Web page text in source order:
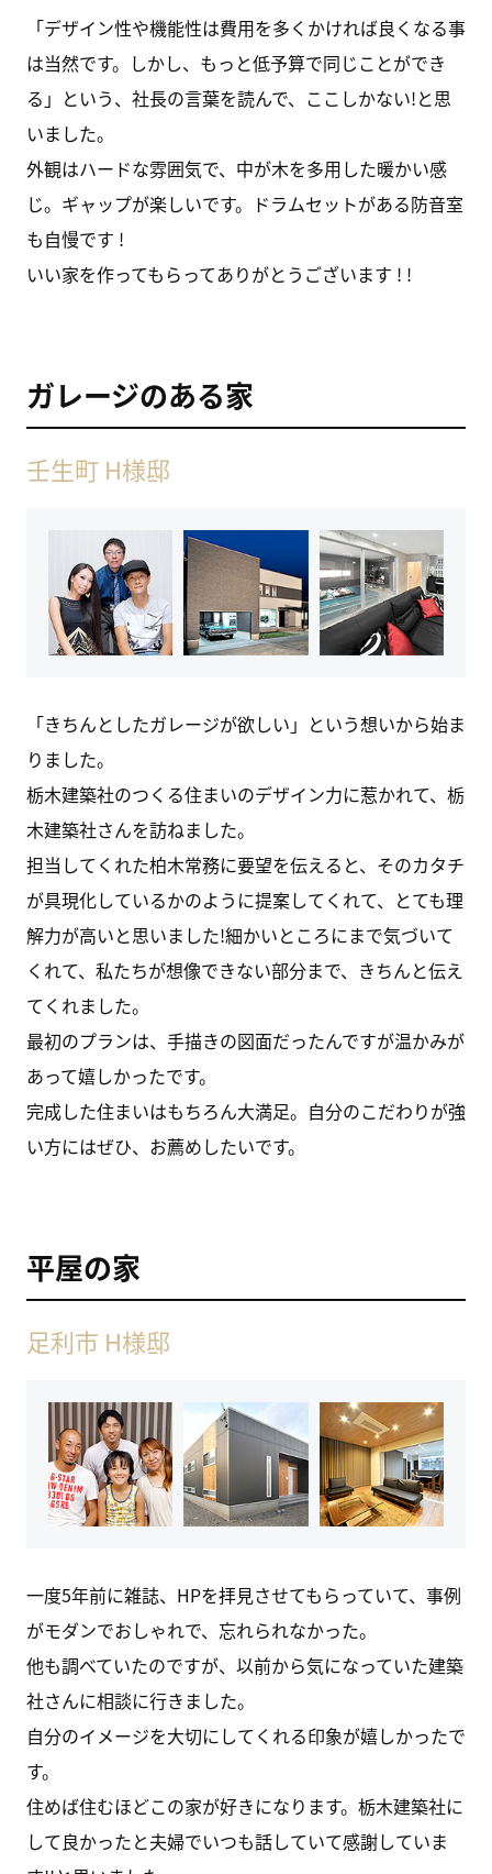
「デザイン性や機能性は費用を多くかければ良くなる事
は当然です。しかし、もっと低予算で同じことができ
る」という、社長の言葉を読んで、ここしかない!と思
いました。
外観はハードな雰囲気で、中が木を多用した暖かい感
じ。ギャップが楽しいです。ドラムセットがある防音室
も自慢です !
いい家を作ってもらってありがとうございます ! !
ガレージのある家
壬生町 H様邸
「きちんとしたガレージが欲しい」という想いから始ま
りました。
栃木建築社のつくる住まいのデザイン力に惹かれて、栃
木建築社さんを訪ねました。
担当してくれた柏木常務に要望を伝えると、そのカタチ
が具現化しているかのように提案してくれて、とても理
解力が高いと思いました!細かいところにまで気づいて
くれて、私たちが想像できない部分まで、きちんと伝え
てくれました。
最初のプランは、手描きの図面だったんですが温かみが
あって嬉しかったです。
完成した住まいはもちろん大満足。自分のこだわりが強
い方にはぜひ、お薦めしたいです。
平屋の家
足利市 H様邸
一度5年前に雑誌、HPを拝見させてもらっていて、事例
がモダンでおしゃれで、忘れられなかった。
他も調べていたのですが、以前から気になっていた建築
社さんに相談に行きました。
自分のイメージを大切にしてくれる印象が嬉しかったで
す。
住めば住むほどこの家が好きになります。栃木建築社に
して良かったと夫婦でいつも話していて感謝していま